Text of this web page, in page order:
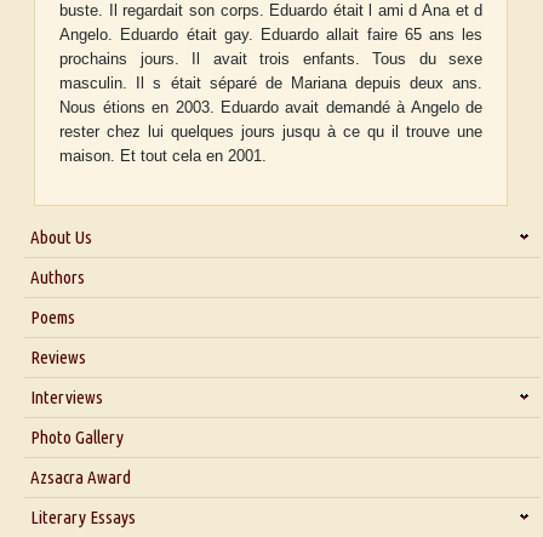
buste. Il regardait son corps. Eduardo était l ami d Ana et d
Angelo. Eduardo était gay. Eduardo allait faire 65 ans les
prochains jours. Il avait trois enfants. Tous du sexe
masculin. Il s était séparé de Mariana depuis deux ans.
Nous étions en 2003. Eduardo avait demandé à Angelo de
rester chez lui quelques jours jusqu à ce qu il trouve une
maison. Et tout cela en 2001.
About Us
About Us
Blog
Authors
Poems
Reviews
Interviews
Interview with Dr. Santosh Kumar
Interview with Azsacra Zarathustra
Interview with Alka Narula
Interview with D Everett Newell
Photo Gallery
Azsacra Award
Literary Essays